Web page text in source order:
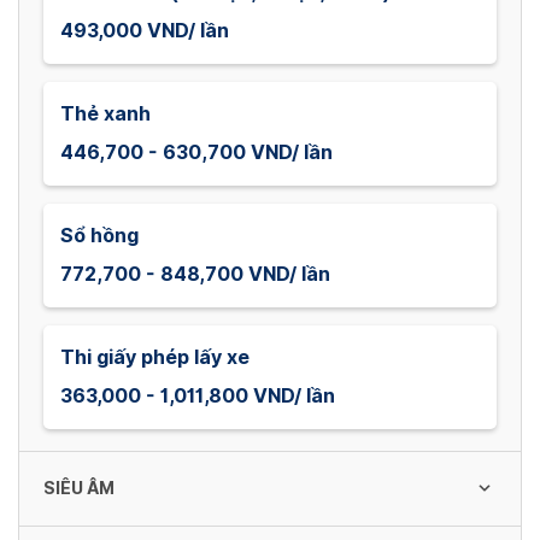
493,000 VND/ lần
Thẻ xanh
446,700 - 630,700 VND/ lần
Sổ hồng
772,700 - 848,700 VND/ lần
Thi giấy phép lấy xe
363,000 - 1,011,800 VND/ lần
SIÊU ÂM